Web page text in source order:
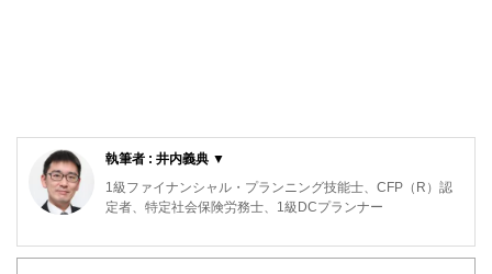
執筆者 : 井内義典 ▼
1級ファイナンシャル・プランニング技能士、CFP（R）認
定者、特定社会保険労務士、1級DCプランナー
専門は公的年金で、活動拠点は横浜。これまで公的年金につ